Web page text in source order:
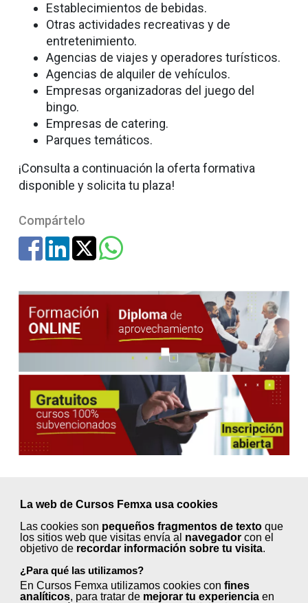
La web de Cursos Femxa usa cookies
Las cookies son pequeños fragmentos de textoque
los sitios web que visitas envía al navegadorcon el
objetivo de recordar información sobre tu visita.
¿Para qué las utilizamos?
En Cursos Femxa utilizamos cookies con fines
analíticos, para tratar de mejorar tu experienciaen
Establecimientos de bebidas.
Otras actividades recreativas y de
entretenimiento.
Agencias de viajes y operadores turísticos.
Agencias de alquiler de vehículos.
Empresas organizadoras del juego del
bingo.
Empresas de catering.
Parques temáticos.
¡Consulta a continuación la oferta formativa
disponible y solicita tu plaza!
Compártelo
Próximos inicios en
septiembre ¡Elige tu curso!
Animación turística (50 horas)